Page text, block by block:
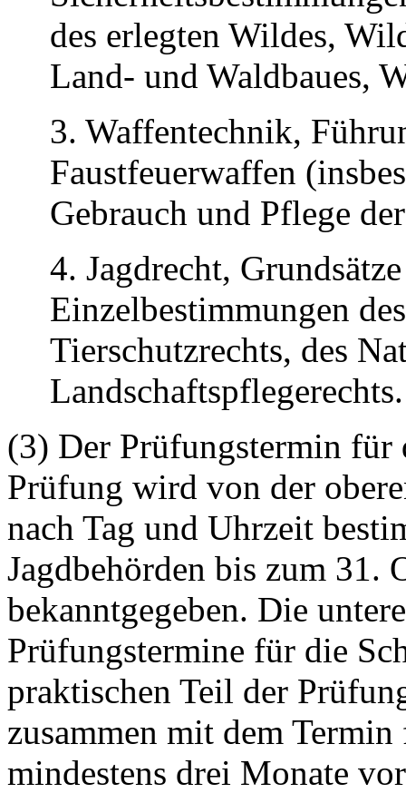
des erlegten Wildes,
Land- und Waldbaues,
3. Waffentechnik,
Faustfeuerwaffen
Gebrauch und Pflege
4. Jagdrecht,
Einzelbestimmungen
Tierschutzrechts, des
Landschaftspflegerechts.
(3) Der Prüfungstermin
Prüfung wird von der
nach Tag und Uhrzeit
Jagdbehörden bis zum 31.
bekanntgegeben. Die
Prüfungstermine für die
praktischen Teil der
zusammen mit dem
mindestens drei Monate